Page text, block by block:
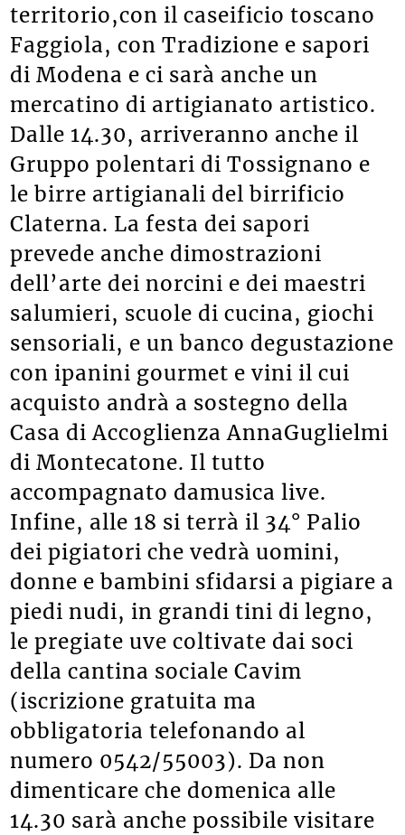
territorio,con il caseificio toscano
Faggiola, con Tradizione e sapori
di Modena e ci sarà anche un
mercatino di artigianato artistico.
Dalle 14.30, arriveranno anche il
Gruppo polentari di Tossignano e
le birre artigianali del birrificio
Claterna. La festa dei sapori
prevede anche dimostrazioni
dell’arte dei norcini e dei maestri
salumieri, scuole di cucina, giochi
sensoriali, e un banco degustazione
con ipanini gourmet e vini il cui
acquisto andrà a sostegno della
Casa di Accoglienza AnnaGuglielmi
di Montecatone. Il tutto
accompagnato damusica live.
Infine, alle 18 si terrà il 34° Palio
dei pigiatori che vedrà uomini,
donne e bambini sfidarsi a pigiare a
piedi nudi, in grandi tini di legno,
le pregiate uve coltivate dai soci
della cantina sociale Cavim
(iscrizione gratuita ma
obbligatoria telefonando al
numero 0542/55003). Da non
dimenticare che domenica alle
14.30 sarà anche possibile visitare